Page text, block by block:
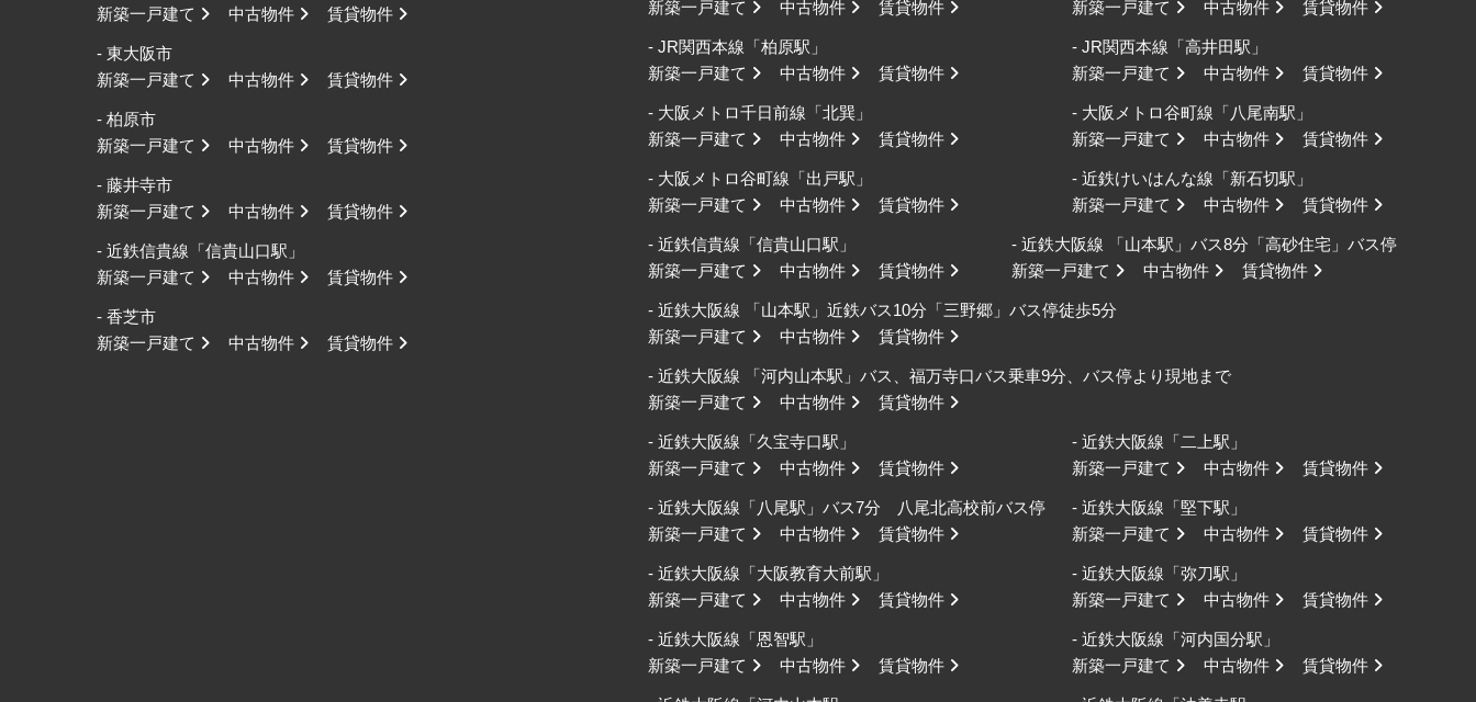
新築一戸建て
中古物件 賃貸物件
- 東大阪市
新築一戸建て
中古物件 賃貸物件
- 柏原市
新築一戸建て
中古物件 賃貸物件
- 藤井寺市
新築一戸建て
中古物件 賃貸物件
- 近鉄信貴線「信貴山口駅」
新築一戸建て
中古物件 賃貸物件
- 香芝市
新築一戸建て
中古物件 賃貸物件
新築一戸建て
中古物件 賃貸物件
新築一戸建て
中古物件 賃貸物件
- JR関西本線「柏原駅」
新築一戸建て
中古物件 賃貸物件
- JR関西本線「高井田駅」
新築一戸建て
中古物件 賃貸物件
- 大阪メトロ千日前線「北巽」
新築一戸建て
中古物件 賃貸物件
- 大阪メトロ谷町線「八尾南駅」
新築一戸建て
中古物件 賃貸物件
- 大阪メトロ谷町線「出戸駅」
新築一戸建て
中古物件 賃貸物件
- 近鉄けいはんな線「新石切駅」
新築一戸建て
中古物件 賃貸物件
- 近鉄信貴線「信貴山口駅」
新築一戸建て
中古物件 賃貸物件
- 近鉄大阪線 「山本駅」バス8分「高砂住宅」バス停
新築一戸建て
中古物件 賃貸物件
- 近鉄大阪線 「山本駅」近鉄バス10分「三野郷」バス停徒歩5分
新築一戸建て
中古物件 賃貸物件
- 近鉄大阪線 「河内山本駅」バス、福万寺口バス乗車9分、バス停より現地まで
新築一戸建て
中古物件 賃貸物件
- 近鉄大阪線「久宝寺口駅」
新築一戸建て
中古物件 賃貸物件
- 近鉄大阪線「二上駅」
新築一戸建て
中古物件 賃貸物件
- 近鉄大阪線「八尾駅」バス7分 八尾北高校前バス停
新築一戸建て
中古物件 賃貸物件
- 近鉄大阪線「堅下駅」
新築一戸建て
中古物件 賃貸物件
- 近鉄大阪線「大阪教育大前駅」
新築一戸建て
中古物件 賃貸物件
- 近鉄大阪線「弥刀駅」
新築一戸建て
中古物件 賃貸物件
- 近鉄大阪線「恩智駅」
新築一戸建て
中古物件 賃貸物件
- 近鉄大阪線「河内国分駅」
新築一戸建て
中古物件 賃貸物件